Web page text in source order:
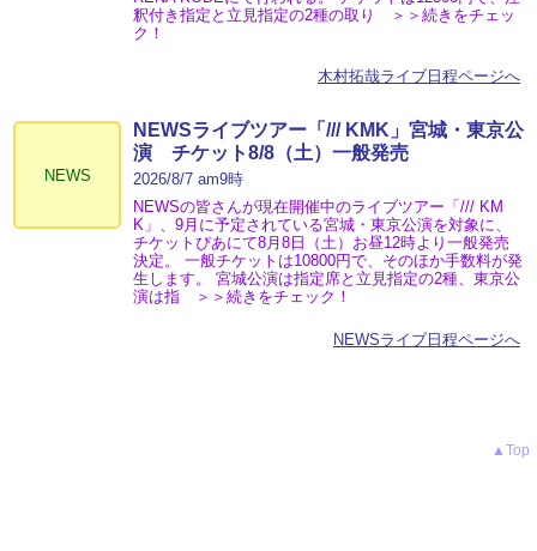
釈付き指定と立見指定の2種の取り ＞＞続きをチェッ
ク！
木村拓哉ライブ日程ページへ
NEWS
NEWSライブツアー「/// KMK」宮城・東京公
演 チケット8/8（土）一般発売
2026/8/7 am9時
NEWSの皆さんが現在開催中のライブツアー「/// KM
K」、9月に予定されている宮城・東京公演を対象に、
チケットぴあにて8月8日（土）お昼12時より一般発売
決定。 一般チケットは10800円で、そのほか手数料が発
生します。 宮城公演は指定席と立見指定の2種、東京公
演は指 ＞＞続きをチェック！
NEWSライブ日程ページへ
▲Top